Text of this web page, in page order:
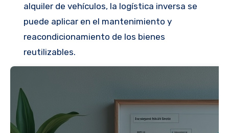
alquiler de vehículos, la logística inversa se
puede aplicar en el mantenimiento y
reacondicionamiento de los bienes
reutilizables.